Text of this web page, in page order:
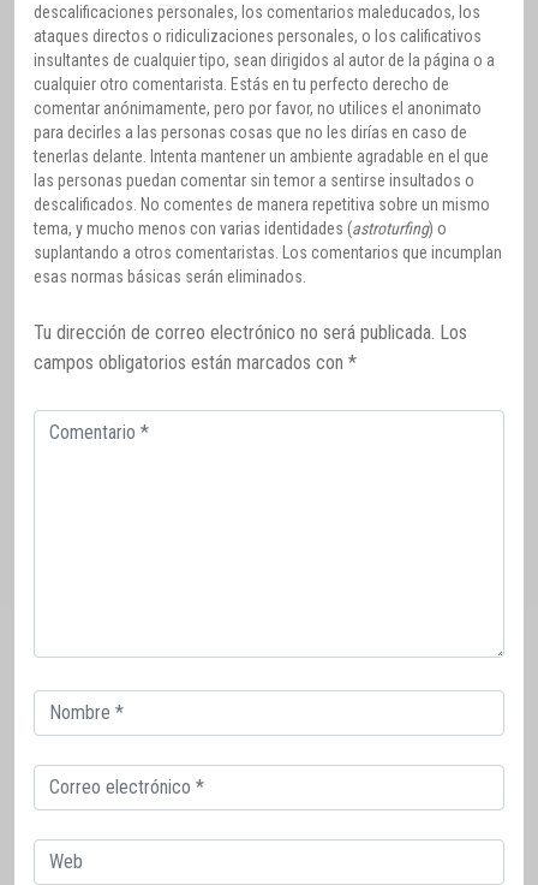
descalificaciones personales, los comentarios maleducados, los
ataques directos o ridiculizaciones personales, o los calificativos
insultantes de cualquier tipo, sean dirigidos al autor de la página o a
cualquier otro comentarista. Estás en tu perfecto derecho de
comentar anónimamente, pero por favor, no utilices el anonimato
para decirles a las personas cosas que no les dirías en caso de
tenerlas delante. Intenta mantener un ambiente agradable en el que
las personas puedan comentar sin temor a sentirse insultados o
descalificados. No comentes de manera repetitiva sobre un mismo
tema, y mucho menos con varias identidades (astroturfing) o
suplantando a otros comentaristas. Los comentarios que incumplan
esas normas básicas serán eliminados.
Tu dirección de correo electrónico no será publicada. Los
campos obligatorios están marcados con *
Comentario
Correo
electrónico
Correo
electrónico
Web